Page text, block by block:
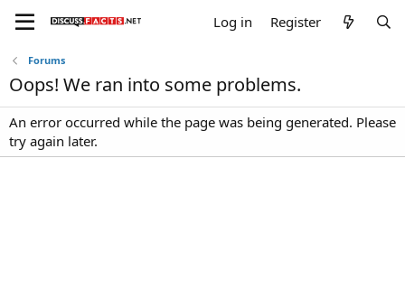
Log in Register
Forums
Oops! We ran into some problems.
An error occurred while the page was being generated. Please
try again later.